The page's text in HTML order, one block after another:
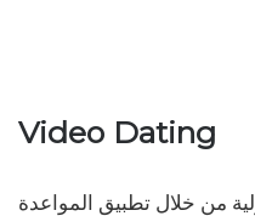
Video Dating
من خلال تطبيق المواعدة